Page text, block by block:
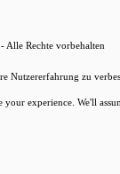
Alle Rechte vorbehalten
Nutzererfahrung zu
your experience. We'll